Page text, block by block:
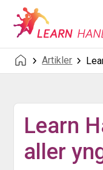
Artikler
Learn
aller